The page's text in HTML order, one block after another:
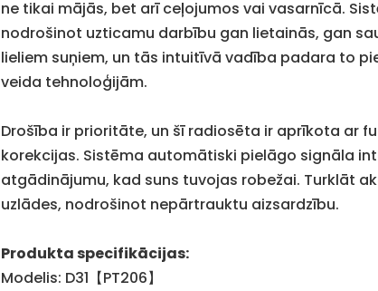
ne tikai mājās, bet arī ceļojumos vai vasarnīcā.
nodrošinot uzticamu darbību gan lietainās, gan
lieliem suņiem, un tās intuitīvā vadība padara to
veida tehnoloģijām.
Drošība ir prioritāte, un šī radiosēta ir aprīkota ar
korekcijas. Sistēma automātiski pielāgo signāla
atgādinājumu, kad suns tuvojas robežai. Turklāt
uzlādes, nodrošinot nepārtrauktu aizsardzību.
Produkta specifikācijas:
Modelis: D31【PT206】